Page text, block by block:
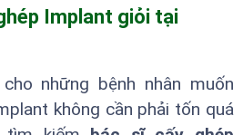
Implant giỏi tại
những bệnh nhân muốn
không cần phải tốn quá